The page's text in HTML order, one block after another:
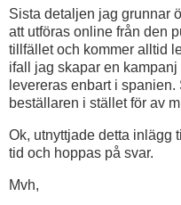
Sista detaljen jag grunnar
att utföras online från den
tillfället och kommer alltid
ifall jag skapar en
levereras enbart i
beställaren i stället för av
Ok, utnyttjade detta inlägg
tid och hoppas på svar.
Mvh,